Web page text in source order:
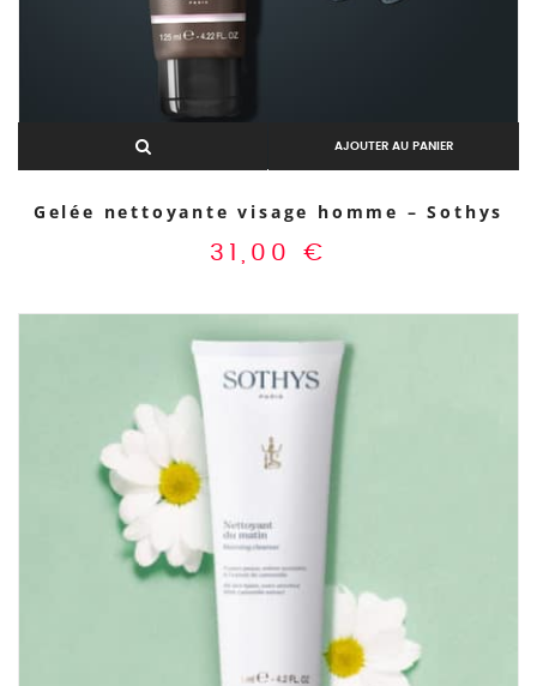
AJOUTER AU PANIER
Gelée nettoyante visage homme – Sothys
31,00 €